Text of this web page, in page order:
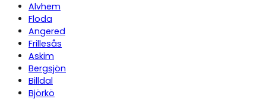
Alvhem
Floda
Angered
Frillesås
Askim
Bergsjön
Billdal
Björkö